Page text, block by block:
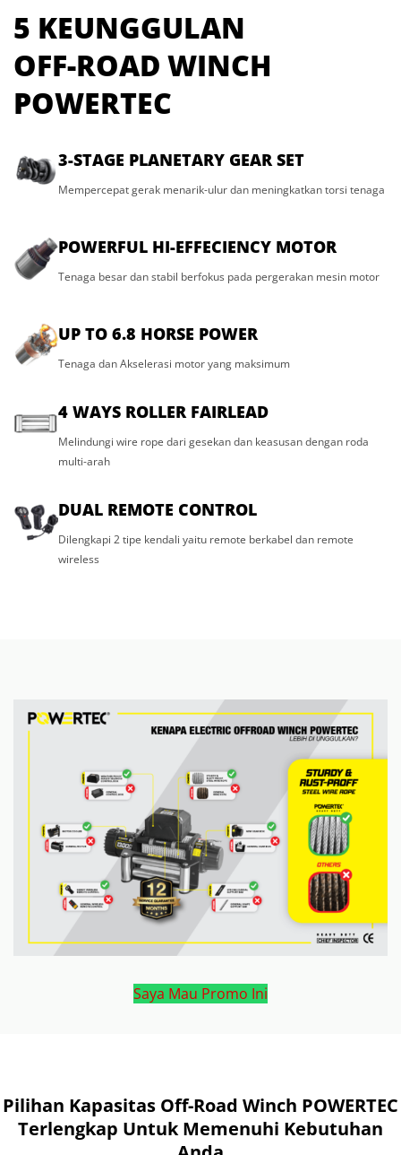
5 KEUNGGULAN
OFF-ROAD WINCH
POWERTEC
3-STAGE PLANETARY GEAR SET
Mempercepat gerak menarik-ulur dan meningkatkan torsi tenaga
POWERFUL HI-EFFECIENCY MOTOR
Tenaga besar dan stabil berfokus pada pergerakan mesin motor
UP TO 6.8 HORSE POWER
Tenaga dan Akselerasi motor yang maksimum
4 WAYS ROLLER FAIRLEAD
Melindungi wire rope dari gesekan dan keasusan dengan roda
multi-arah
DUAL REMOTE CONTROL
Dilengkapi 2 tipe kendali yaitu remote berkabel dan remote
wireless
Saya Mau Promo Ini
Pilihan Kapasitas Off-Road Winch POWERTEC
Terlengkap Untuk Memenuhi Kebutuhan